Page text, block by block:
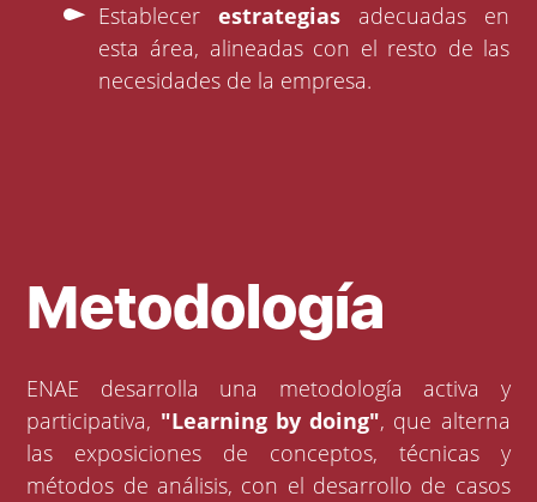
Establecerestrategias adecuadas en
esta área, alineadas con el resto de las
necesidades de la empresa.
Metodología
ENAE desarrolla una metodología activa y
participativa, "Learning by doing", que alterna
las exposiciones de conceptos, técnicas y
métodos de análisis, con el desarrollo de casos